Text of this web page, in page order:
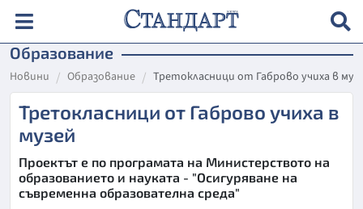
Образование
Новини Образование Третокласници от Габрово учиха в
Третокласници от Габрово учиха в
музей
Проектът е по програмата на Министерството на
образованието и науката - "Осигуряване на
съвременна образователна среда"